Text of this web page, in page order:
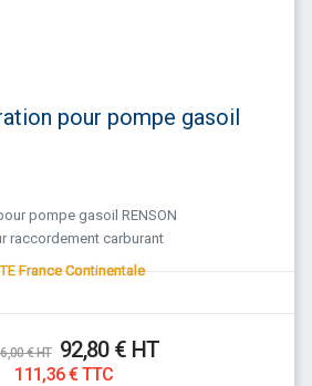
pour pompe gasoil
pompe gasoil RENSON
raccordement carburant
France Continentale
€ HT 92,80 € HT
111,36 € TTC